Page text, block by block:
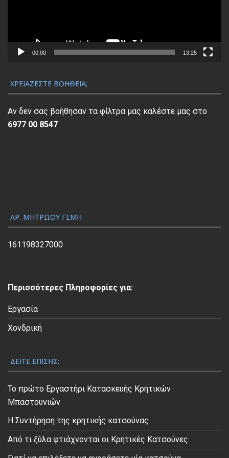
μ
ν
α
π
α
ς
Β
ί
ο
00:00 13:25
ΧΡΕΙΆΖΕΣΤΕ ΒΟΉΘΕΙΑ;
Αν δεν σας βοήθησαν τα φίλτρα μας καλέστε μας στο
6977 00 8547
ΑΡ. ΜΗΤΡΏΟΥ ΓΕΜΗ
161198327000
Περισσότερες Πληροφορίες για:
Εργασία
Χονδρική
ΔΕΊΤΕ ΕΠΊΣΗΣ:
Το πρώτο Εργαστήρι Κατασκευής Κρητικών
Μπαστουνιών
Η Συντήρηση της κρητικής κατσούνας
Από τι ξύλα φτιάχνονται οι Κρητικές Κατσούνες